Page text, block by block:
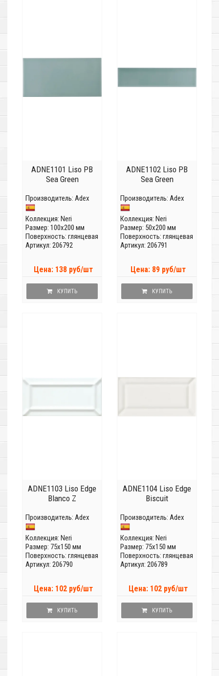
ADNE1101 Liso PB
Sea Green
Производитель: Adex
Коллекция: Neri
Размер: 100x200 мм
Поверхность: глянцевая
Артикул: 206792
Цена: 138 руб/шт
КУПИТЬ
ADNE1102 Liso PB
Sea Green
Производитель: Adex
Коллекция: Neri
Размер: 50x200 мм
Поверхность: глянцевая
Артикул: 206791
Цена: 89 руб/шт
КУПИТЬ
ADNE1103 Liso Edge
Blanco Z
Производитель: Adex
Коллекция: Neri
Размер: 75x150 мм
Поверхность: глянцевая
Артикул: 206790
Цена: 102 руб/шт
КУПИТЬ
ADNE1104 Liso Edge
Biscuit
Производитель: Adex
Коллекция: Neri
Размер: 75x150 мм
Поверхность: глянцевая
Артикул: 206789
Цена: 102 руб/шт
КУПИТЬ